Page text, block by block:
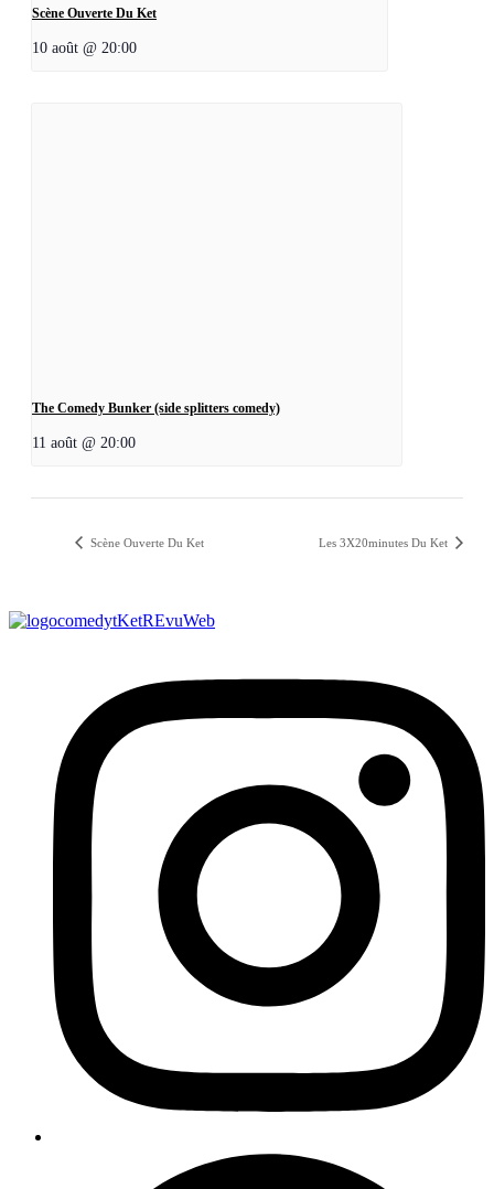
Scène Ouverte Du Ket
10 août @ 20:00
The Comedy Bunker (side splitters comedy)
11 août @ 20:00
Scène Ouverte Du Ket Les 3X20minutes Du Ket